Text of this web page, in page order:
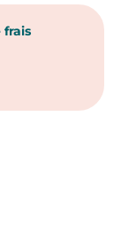
frais